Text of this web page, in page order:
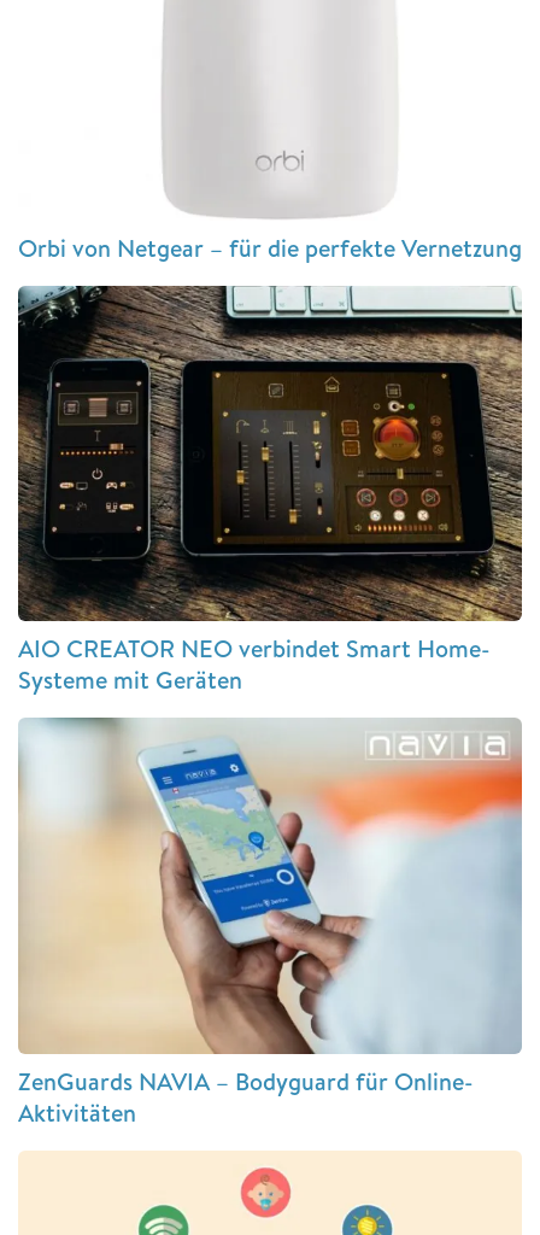
Orbi von Netgear – für die perfekte Vernetzung
AIO CREATOR NEO verbindet Smart Home-
Systeme mit Geräten
ZenGuards NAVIA – Bodyguard für Online-
Aktivitäten